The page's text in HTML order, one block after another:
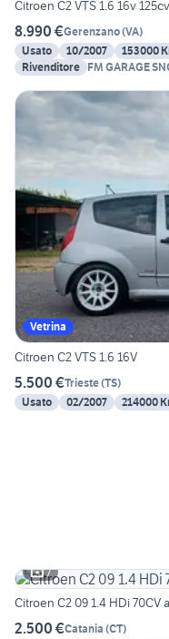
Citroen C2 VTS 1.6 16v
8.990 €Gerenzano(VA)
Usato
10/2007 153000
Rivenditore FM GARAGE
Vetrina
Citroen C2 VTS 1.6 16V
5.500 €Trieste(TS)
Usato
02/2007 214000
7
Citroen C2 09 1.4 HDi 70CV
2.500 €Catania (CT)